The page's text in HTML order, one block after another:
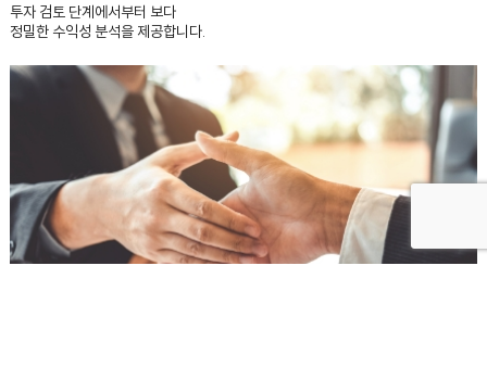
투자 검토 단계에서부터 보다
정밀한 수익성 분석을 제공합니다.